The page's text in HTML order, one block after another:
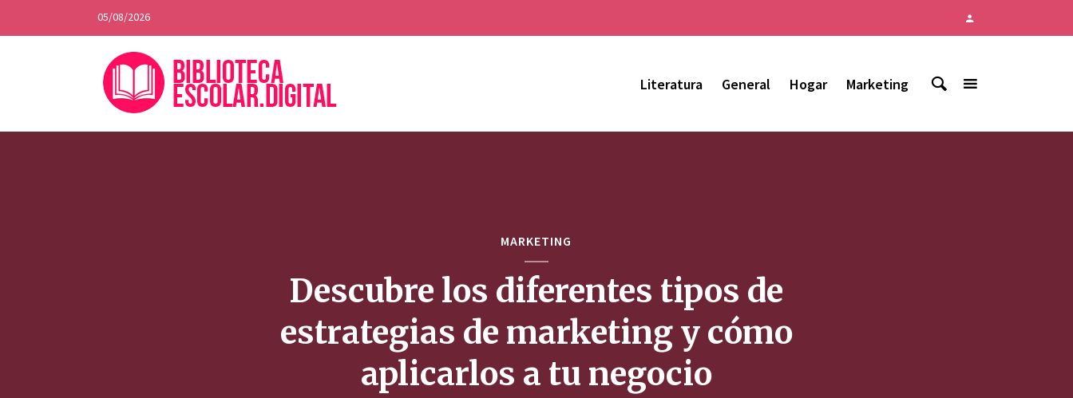
05/08/2026
Literatura General Hogar Marketing
MARKETING
Descubre los diferentes tipos de
estrategias de marketing y cómo
aplicarlos a tu negocio